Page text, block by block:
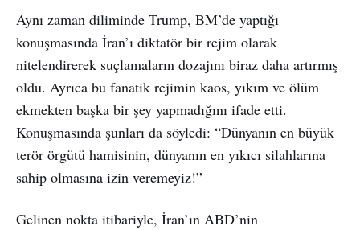
Aynı zaman diliminde Trump, BM’de yaptığı
konuşmasında İran’ı diktatör bir rejim olarak
nitelendirerek suçlamaların dozajını biraz daha artırmış
oldu. Ayrıca bu fanatik rejimin kaos, yıkım ve ölüm
ekmekten başka bir şey yapmadığını ifade etti.
Konuşmasında şunları da söyledi: “Dünyanın en büyük
terör örgütü hamisinin, dünyanın en yıkıcı silahlarına
sahip olmasına izin veremeyiz!”
Gelinen nokta itibariyle, İran’ın ABD’nin